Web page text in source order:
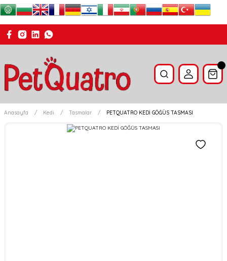
Anasayfa Kedi Tasmalar PETQUATRO KEDİ GÖĞÜS TASMASI